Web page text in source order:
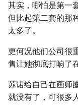
其实，哪怕是第一
但比起第二套的那
太多了。
更何况他们公司很
售让她彻底打响了
苏诺给自己在画师
就没有了，可很多